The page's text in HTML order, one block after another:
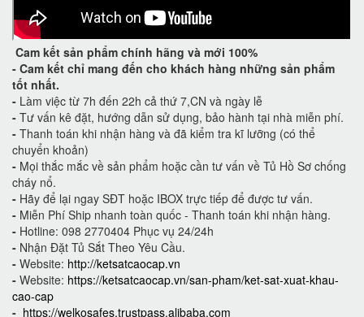
Cam kết sản phẩm chính hãng và mới 100%
- Cam kết chỉ mang đến cho khách hàng những sản phẩm
tốt nhất.
- Làm việc từ 7h đến 22h cả thứ 7,CN và ngày lễ
- Tư vấn kê đặt, hướng dẫn sử dụng, bảo hành tại nhà miễn phí.
- Thanh toán khi nhận hàng và đã kiểm tra kĩ lưỡng (có thể
chuyển khoản)
- Mọi thắc mắc về sản phẩm hoặc cần tư vấn về Tủ Hồ Sơ chống
cháy nổ.
- Hãy để lại ngay SĐT hoặc IBOX trực tiếp để được tư vấn.
- Miễn Phí Ship nhanh toàn quốc - Thanh toán khi nhận hàng.
- Hotline: 098 2770404 Phục vụ 24/24h
- Nhận Đặt Tủ Sắt Theo Yêu Cầu.
- Website: http://ketsatcaocap.vn
- Website: https://ketsatcaocap.vn/san-pham/ket-sat-xuat-khau-
cao-cap
- https://welkosafes.trustpass.alibaba.com